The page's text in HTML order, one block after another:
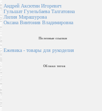
Андрей Аксютин Игоревич
Гульшат Гузельбаева Талгатовна
Лилия Мирашурова
Оксана Винтонив Владимировна
Полезные ссылки
Ежевика - товары для рукоделия
Облако тегов